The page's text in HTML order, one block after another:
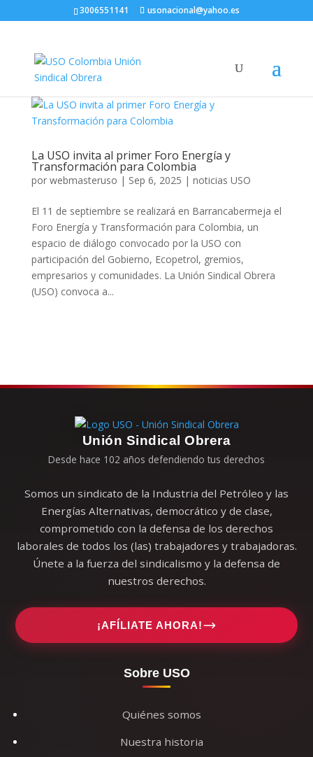
3006551141 usonacional@yahoo.es
La USO invita al primer Foro Energía y
Transformación para Colombia
por webmasteruso | Sep 6, 2025 | noticias USO
El 11 de septiembre se realizará en Barrancabermeja el
Foro Energía y Transformación para Colombia, un
espacio de diálogo convocado por la USO con
participación del Gobierno, Ecopetrol, gremios,
empresarios y comunidades. La Unión Sindical Obrera
(USO) convoca a...
Unión Sindical Obrera
Desde hace 102 años defendiendo tus derechos
Somos un sindicato de la Industria del Petróleo y las
Energías Alternativas, democrático y de clase,
comprometido con la defensa de los derechos
laborales de todos los (las) trabajadores y trabajadoras.
Únete a la fuerza del sindicalismo y la defensa de
nuestros derechos.
¡AFÍLIATE AHORA!
Sobre USO
Quiénes somos
Nuestra historia